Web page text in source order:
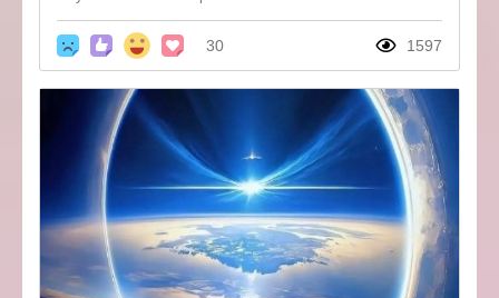
30 1597